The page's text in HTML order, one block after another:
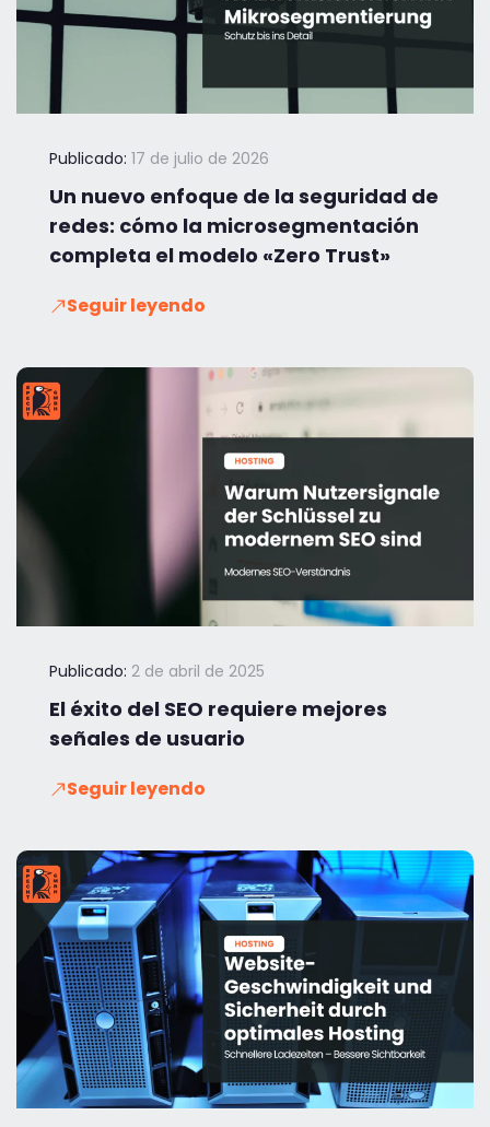
Publicado: 17 de julio de 2026
Un nuevo enfoque de la seguridad de
redes: cómo la microsegmentación
completa el modelo «Zero Trust»
Seguir leyendo
Publicado: 2 de abril de 2025
El éxito del SEO requiere mejores
señales de usuario
Seguir leyendo